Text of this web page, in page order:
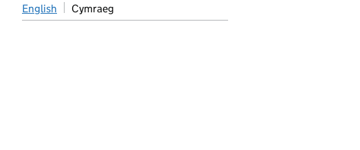
English Cymraeg